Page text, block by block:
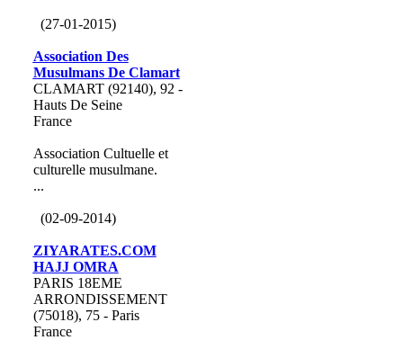
(27-01-2015)
Association Des
Musulmans De Clamart
CLAMART (92140), 92 -
Hauts De Seine
France
Association Cultuelle et
culturelle musulmane.
...
(02-09-2014)
ZIYARATES.COM
HAJJ OMRA
PARIS 18EME
ARRONDISSEMENT
(75018), 75 - Paris
France